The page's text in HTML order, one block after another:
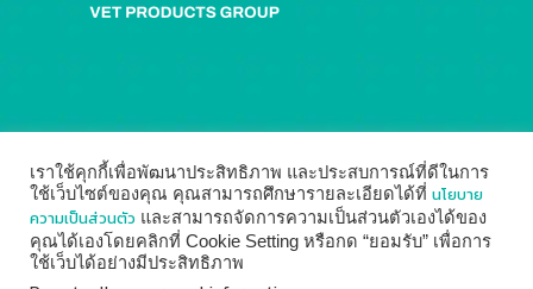
เราใช้คุกกี้เพื่อพัฒนาประสิทธิภาพ และประสบการณ์ที่ดีในการ
ใช้เว็บไซต์ของคุณ คุณสามารถศึกษารายละเอียดได้ที่ นโยบาย
ความเป็นส่วนตัว และสามารถจัดการความเป็นส่วนตัวเองได้ของ
คุณได้เองโดยคลิกที่ Cookie Setting หรือกด “ยอมรับ” เพื่อการ
ใช้เว็บได้อย่างมีประสิทธิภาพ